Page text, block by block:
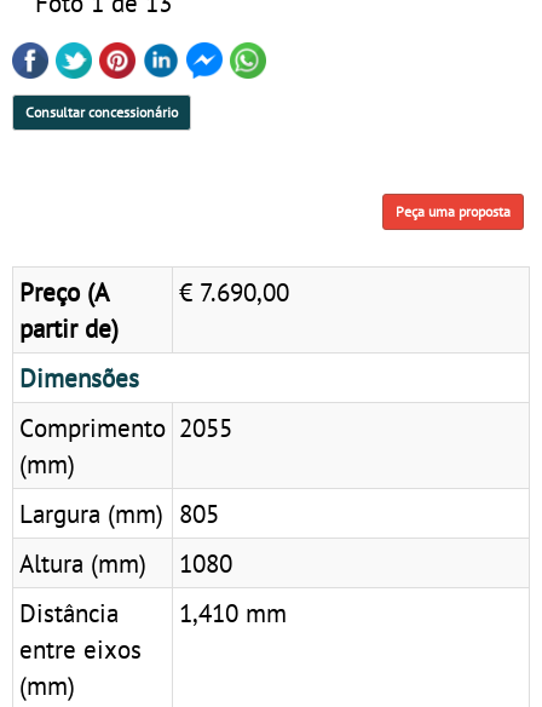
Consultar concessionário
Peça uma proposta
Preço (A
partir de)
€ 7.690,00
Dimensões
Comprimento
(mm)
2055
Largura (mm) 805
Altura (mm)
1080
Distância
entre eixos
(mm)
1,410 mm